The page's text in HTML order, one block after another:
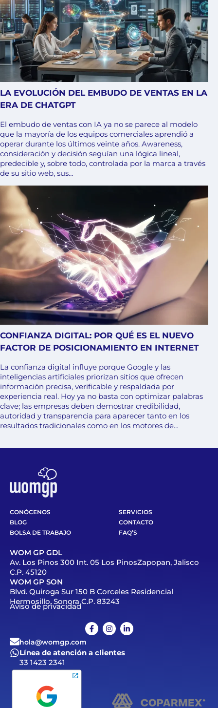
LA EVOLUCIÓN DEL EMBUDO DE VENTAS EN LA
ERA DE CHATGPT
El embudo de ventas con IA ya no se parece al modelo
que la mayoría de los equipos comerciales aprendió a
operar durante los últimos veinte años. Awareness,
consideración y decisión seguían una lógica lineal,
predecible y, sobre todo, controlada por la marca a través
de su sitio web, sus…
CONFIANZA DIGITAL: POR QUÉ ES EL NUEVO
FACTOR DE POSICIONAMIENTO EN INTERNET
La confianza digital influye porque Google y las
inteligencias artificiales priorizan sitios que ofrecen
información precisa, verificable y respaldada por
experiencia real. Hoy ya no basta con optimizar palabras
clave; las empresas deben demostrar credibilidad,
autoridad y transparencia para aparecer tanto en los
resultados tradicionales como en los motores de…
CONÓCENOS
SERVICIOS
BLOG
CONTACTO
BOLSA DE TRABAJO
FAQ’S
WOM GP GDL
Av. Los Pinos 300 Int. 05 Los PinosZapopan, Jalisco
C.P. 45120
WOM GP SON
Blvd. Quiroga Sur 150 B Corceles Residencial
Hermosillo, Sonora C.P. 83243
Aviso de privacidad
hola@womgp.com
Línea de atención a clientes
33 1423 2341